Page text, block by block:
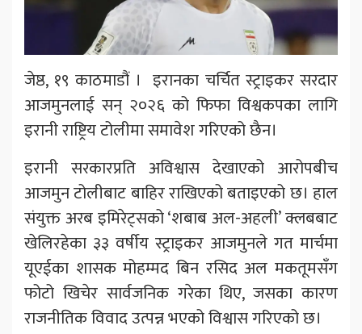
जेष्ठ, १९ काठमाडौं । इरानका चर्चित स्ट्राइकर सरदार
आजमुनलाई सन् २०२६ को फिफा विश्वकपका लागि
इरानी राष्ट्रिय टोलीमा समावेश गरिएको छैन।
इरानी सरकारप्रति अविश्वास देखाएको आरोपबीच
आजमुन टोलीबाट बाहिर राखिएको बताइएको छ। हाल
संयुक्त अरब इमिरेट्सको ‘शबाब अल-अहली’ क्लबबाट
खेलिरहेका ३३ वर्षीय स्ट्राइकर आजमुनले गत मार्चमा
यूएईका शासक मोहम्मद बिन रसिद अल मकतूमसँग
फोटो खिचेर सार्वजनिक गरेका थिए, जसका कारण
राजनीतिक विवाद उत्पन्न भएको विश्वास गरिएको छ।